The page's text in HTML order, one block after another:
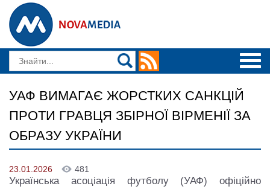
УАФ ВИМАГАЄ ЖОРСТКИХ САНКЦІЙ
ПРОТИ ГРАВЦЯ ЗБІРНОЇ ВІРМЕНІЇ ЗА
ОБРАЗУ УКРАЇНИ
23.01.2026 481
Українська асоціація футболу (УАФ) офіційно